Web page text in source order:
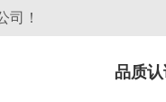
司！
品质